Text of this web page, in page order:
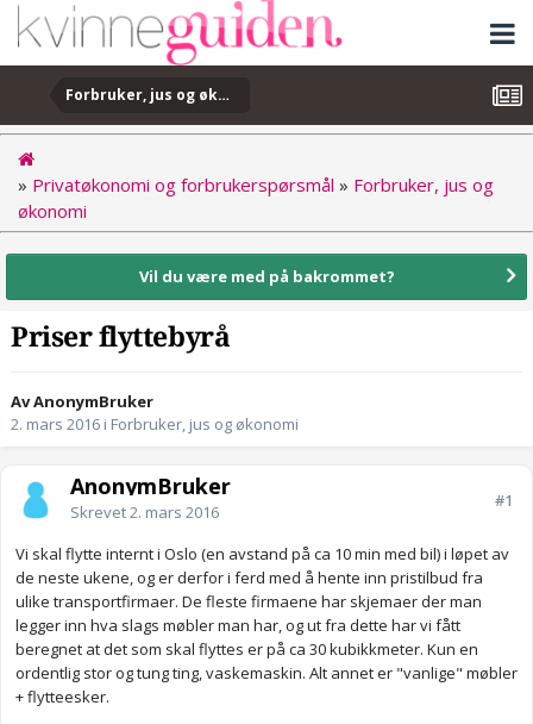
Forbruker, jus og økonomi
» Privatøkonomi og forbrukerspørsmål » Forbruker, jus og
økonomi
Vil du være med på bakrommet?
Priser flyttebyrå
Av AnonymBruker
2. mars 2016 i Forbruker, jus og økonomi
AnonymBruker
Skrevet2. mars 2016
#1
Vi skal flytte internt i Oslo (en avstand på ca 10 min med bil) i løpet av
de neste ukene, og er derfor i ferd med å hente inn pristilbud fra
ulike transportfirmaer. De fleste firmaene har skjemaer der man
legger inn hva slags møbler man har, og ut fra dette har vi fått
beregnet at det som skal flyttes er på ca 30 kubikkmeter. Kun en
ordentlig stor og tung ting, vaskemaskin. Alt annet er "vanlige" møbler
+ flytteesker.